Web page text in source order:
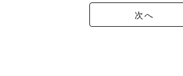
次へ